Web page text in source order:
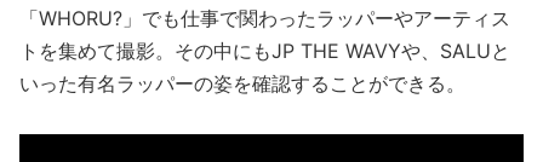
「WHORU?」でも仕事で関わったラッパーやアーティス
トを集めて撮影。その中にもJP THE WAVYや、SALUと
いった有名ラッパーの姿を確認することができる。